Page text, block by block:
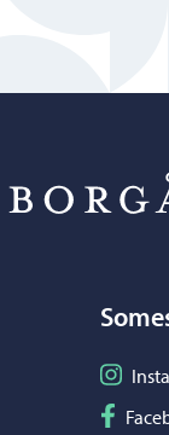
Seuraa
Seuraa